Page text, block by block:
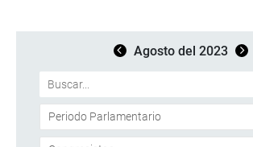
Agosto del 2023